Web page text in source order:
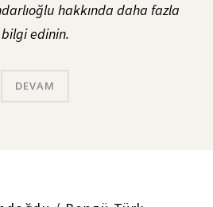
hakkında daha fazla
bilgi edinin.
DEVAM